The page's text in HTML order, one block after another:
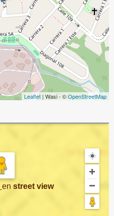
Leaflet | Wasi - ©OpenStreetMap
en street view